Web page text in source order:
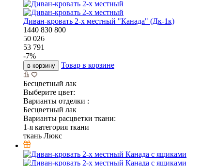
Диван-кровать 2-х местный "Канада" (Дк-1к)
1440 830 800
50 026
53 791
-7%
в корзину Товар в корзине
Бесцветный лак
Выберите цвет:
Варианты отделки :
Бесцветный лак
Варианты расцветки ткани:
1-я категория ткани
ткань Люкс